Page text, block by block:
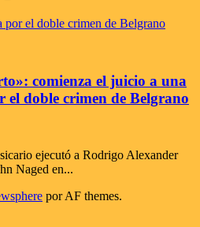
comienza el juicio a una
el doble crimen de Belgrano
ejecutó a Rodrigo Alexander
Naged en...
por AF themes.